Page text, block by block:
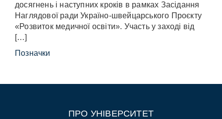
досягнень і наступних кроків в рамках Засідання
Наглядової ради Україно-швейцарського Проєкту
«Розвиток медичної освіти». Участь у заході від
[…]
Позначки
ПРО УНІВЕРСИТЕТ